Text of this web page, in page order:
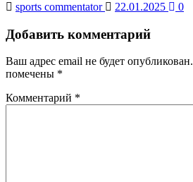
sports commentator 22.01.2025 0
Добавить комментарий
Ваш адрес email не будет опубликован.
помечены *
Комментарий *